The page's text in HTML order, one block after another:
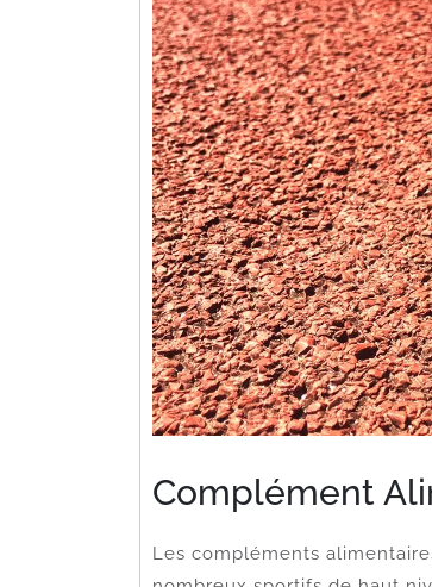
Complément
Les compléments